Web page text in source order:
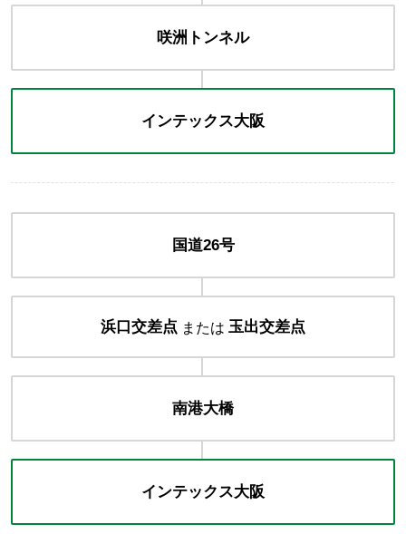
咲洲トンネル
インテックス大阪
国道26号
浜口交差点 または 玉出交差点
南港大橋
インテックス大阪